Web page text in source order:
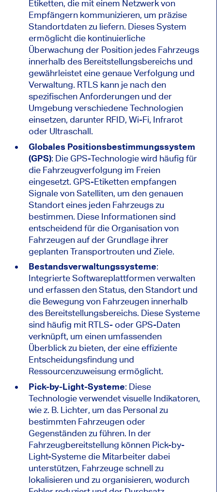
Etiketten, die mit einem Netzwerk von
Empfängern kommunizieren, um präzise
Standortdaten zu liefern. Dieses System
ermöglicht die kontinuierliche
Überwachung der Position jedes Fahrzeugs
innerhalb des Bereitstellungsbereichs und
gewährleistet eine genaue Verfolgung und
Verwaltung. RTLS kann je nach den
spezifischen Anforderungen und der
Umgebung verschiedene Technologien
einsetzen, darunter RFID, Wi-Fi, Infrarot
oder Ultraschall.
Globales Positionsbestimmungssystem
(GPS): Die GPS-Technologie wird häufig für
die Fahrzeugverfolgung im Freien
eingesetzt. GPS-Etiketten empfangen
Signale von Satelliten, um den genauen
Standort eines jeden Fahrzeugs zu
bestimmen. Diese Informationen sind
entscheidend für die Organisation von
Fahrzeugen auf der Grundlage ihrer
geplanten Transportrouten und Ziele.
Bestandsverwaltungssysteme:
Integrierte Softwareplattformen verwalten
und erfassen den Status, den Standort und
die Bewegung von Fahrzeugen innerhalb
des Bereitstellungsbereichs. Diese Systeme
sind häufig mit RTLS- oder GPS-Daten
verknüpft, um einen umfassenden
Überblick zu bieten, der eine effiziente
Entscheidungsfindung und
Ressourcenzuweisung ermöglicht.
Pick-by-Light-Systeme: Diese
Technologie verwendet visuelle Indikatoren,
wie z. B. Lichter, um das Personal zu
bestimmten Fahrzeugen oder
Gegenständen zu führen. In der
Fahrzeugbereitstellung können Pick-by-
Light-Systeme die Mitarbeiter dabei
unterstützen, Fahrzeuge schnell zu
lokalisieren und zu organisieren, wodurch